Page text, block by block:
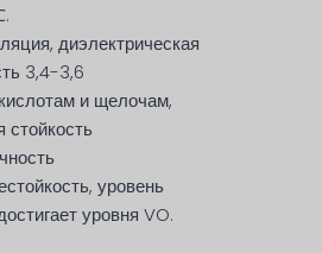
диэлектрическая
3,4-3,6
и щелочам,
стойкость
уровень
уровня VO.